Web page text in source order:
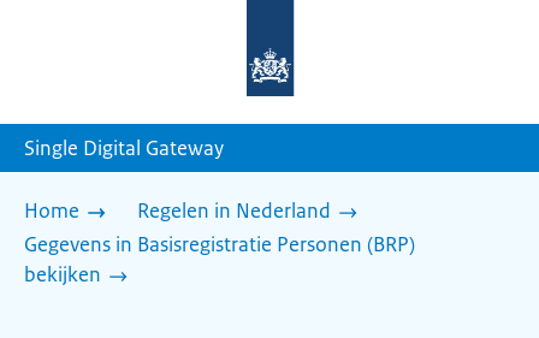
homepage
Single Digital Gateway
Home
Regelen in Nederland
Gegevens in Basisregistratie Personen (BRP)
bekijken